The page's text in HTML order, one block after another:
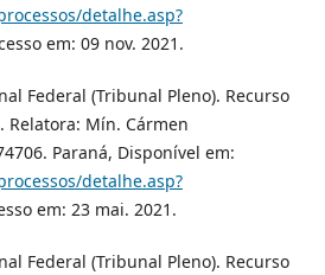
detalhe.asp?
em: 09 nov. 2021.
Federal (Tribunal Pleno). Recurso
Relatora: Mín. Cármen
Paraná, Disponível em:
detalhe.asp?
em: 23 mai. 2021.
Federal (Tribunal Pleno). Recurso